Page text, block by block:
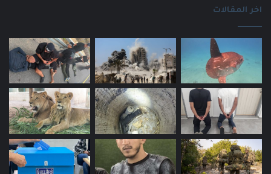
اخر المقالات